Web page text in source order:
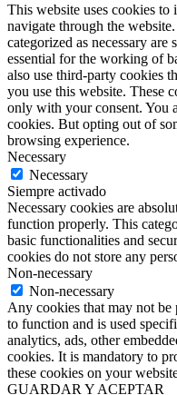
This website uses cookies
navigate through the
categorized as necessary
essential for the working of
also use third-party cookies
you use this website. These
only with your consent. You
cookies. But opting out of
browsing experience.
Necessary
Necessary
Siempre activado
Necessary cookies are
function properly. This
basic functionalities and
cookies do not store any
Non-necessary
Non-necessary
Any cookies that may not be
to function and is used
analytics, ads, other
cookies. It is mandatory to
these cookies on your
GUARDAR Y ACEPTAR